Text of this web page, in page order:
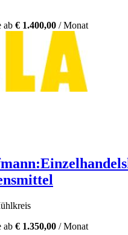
ab € 1.400,00 / Monat
ab € 1.350,00 / Monat